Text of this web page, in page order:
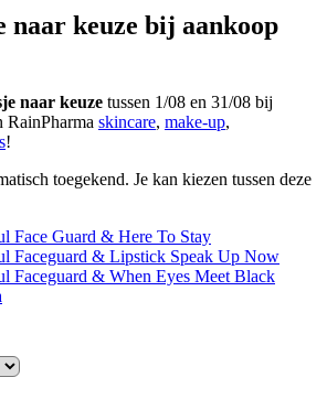
naar keuze bij aankoop
naar keuze tussen 1/08 en 31/08 bij
RainPharma skincare, make-up,
!
toegekend. Je kan kiezen tussen deze
Face Guard & Here To Stay
Faceguard & Lipstick Speak Up Now
Faceguard & When Eyes Meet Black